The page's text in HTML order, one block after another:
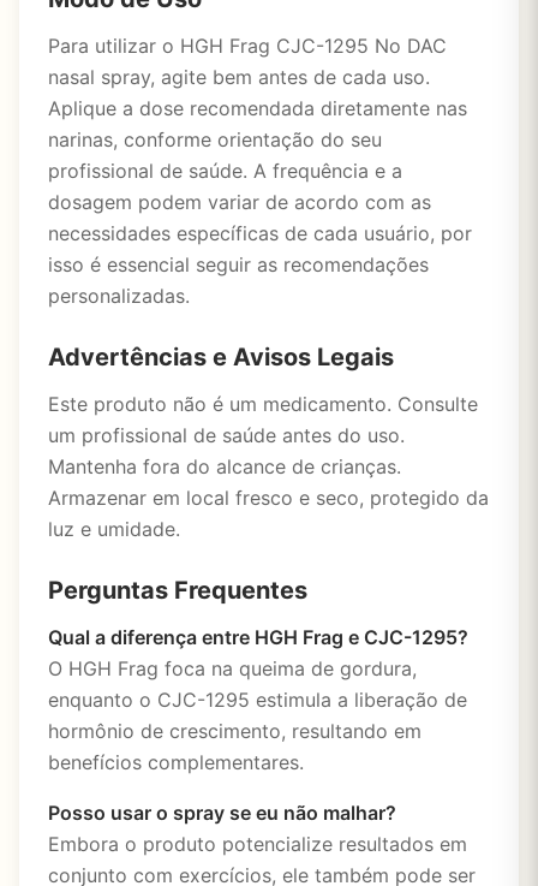
Para utilizar o HGH Frag CJC-1295 No DAC
nasal spray, agite bem antes de cada uso.
Aplique a dose recomendada diretamente nas
narinas, conforme orientação do seu
profissional de saúde. A frequência e a
dosagem podem variar de acordo com as
necessidades específicas de cada usuário, por
isso é essencial seguir as recomendações
personalizadas.
Advertências e Avisos Legais
Este produto não é um medicamento. Consulte
um profissional de saúde antes do uso.
Mantenha fora do alcance de crianças.
Armazenar em local fresco e seco, protegido da
luz e umidade.
Perguntas Frequentes
Qual a diferença entre HGH Frag e CJC-1295?
O HGH Frag foca na queima de gordura,
enquanto o CJC-1295 estimula a liberação de
hormônio de crescimento, resultando em
benefícios complementares.
Posso usar o spray se eu não malhar?
Embora o produto potencialize resultados em
conjunto com exercícios, ele também pode ser